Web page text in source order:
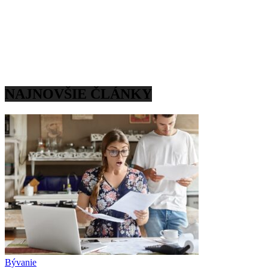
NAJNOVŠIE ČLÁNKY
Bývanie